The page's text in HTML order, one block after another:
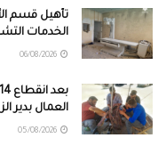
تأهيل قسم
الخدمات
العمال بدير